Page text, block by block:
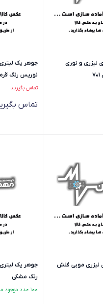
لیزری و نوری
جوهر یک
نوریس رنگ قرمز
تماس بگیرید
تماس
لیزری موبی فلش
جوهر یک
رنگ مشکی
100 عدد موجود میباشد